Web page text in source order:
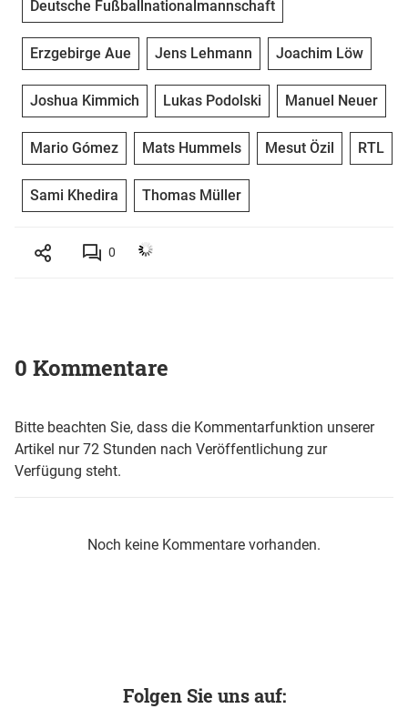
Deutsche Fußballnationalmannschaft
Erzgebirge Aue Jens Lehmann Joachim Löw
Joshua Kimmich Lukas Podolski Manuel Neuer
Mario Gómez Mats Hummels Mesut Özil RTL
Sami Khedira Thomas Müller
0
0 Kommentare
Bitte beachten Sie, dass die Kommentarfunktion unserer
Artikel nur 72 Stunden nach Veröffentlichung zur
Verfügung steht.
Noch keine Kommentare vorhanden.
Folgen Sie uns auf: